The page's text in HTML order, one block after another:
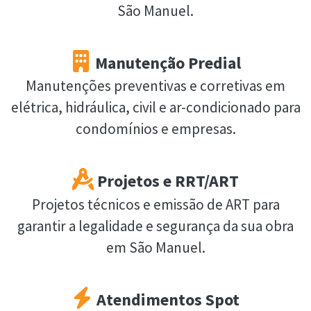
São Manuel.
Manutenção Predial
Manutenções preventivas e corretivas em
elétrica, hidráulica, civil e ar-condicionado para
condomínios e empresas.
Projetos e RRT/ART
Projetos técnicos e emissão de ART para
garantir a legalidade e segurança da sua obra
em São Manuel.
Atendimentos Spot